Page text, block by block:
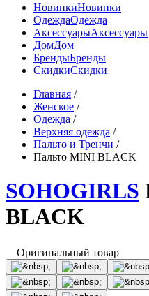
НовинкиНовинки
ОдеждаОдежда
АксессуарыАксессуары
ДомДом
БрендыБренды
СкидкиСкидки
Главная /
Женское /
Одежда /
Верхняя одежда /
Пальто и Тренчи /
Пальто MINI BLACK
SOHOGIRLS
BLACK
Оригинальный товар